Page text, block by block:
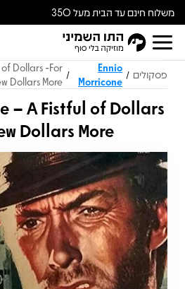
משלוח חינם עד הבית מעל 350
ש״ח
פסקולים /
Ennio
Morricone
/
of Dollars -For
Dollars More
– A Fistful of Dollars
Dollars More